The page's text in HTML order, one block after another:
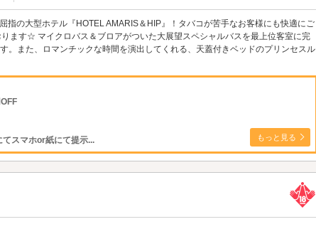
指の大型ホテル『HOTEL AMARIS＆HIP』！タバコが苦手なお客様にも快適にご
ます☆ マイクロバス＆ブロアがついた大展望スペシャルバスを最上位客室に完
。また、ロマンチックな時間を演出してくれる、天蓋付きベッドのプリンセスル
スマホor紙にて提示... もっと見る